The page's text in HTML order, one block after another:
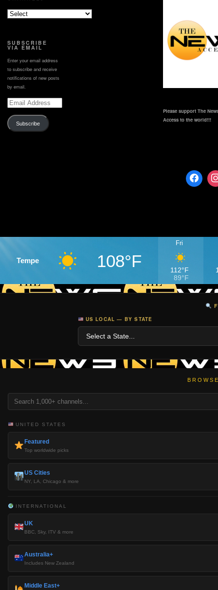
متوفرة باثنا عشرة لغة:
https://www.youtube.com/user/euronewsnetwork/channels
SUBSCRIBE
VIA EMAIL
Enter your email address
to subscribe and receive
notifications of new posts
by email.
Email
Subscribe
Please support The
Access to the world!!!
Tempe 108°F
Fri
112°F
89°F
US LOCAL — BY STATE
UNITED STATES
Featured
Top worldwide picks
US Cities
NY, LA, Chicago & more
INTERNATIONAL
UK
BBC, Sky, ITV & more
Australia+
Includes New Zealand
Middle East+